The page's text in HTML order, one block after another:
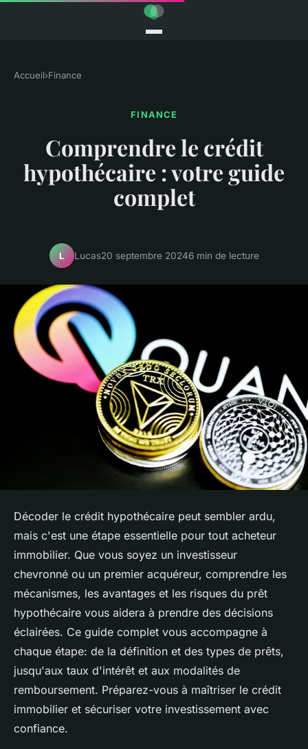
Accueil›Finance
FINANCE
Comprendre le crédit
hypothécaire : votre guide
complet
L Lucas20 septembre 20246 min de lecture
Décoder le crédit hypothécaire peut sembler ardu,
mais c'est une étape essentielle pour tout acheteur
immobilier. Que vous soyez un investisseur
chevronné ou un premier acquéreur, comprendre les
mécanismes, les avantages et les risques du prêt
hypothécaire vous aidera à prendre des décisions
éclairées. Ce guide complet vous accompagne à
chaque étape: de la définition et des types de prêts,
jusqu'aux taux d'intérêt et aux modalités de
remboursement. Préparez-vous à maîtriser le crédit
immobilier et sécuriser votre investissement avec
confiance.